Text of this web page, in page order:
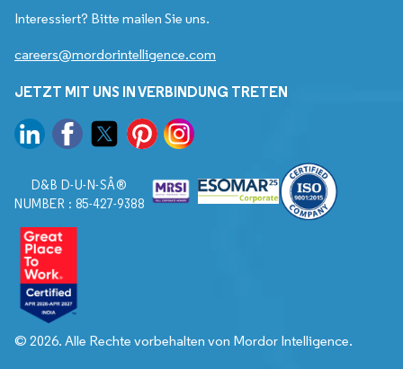
Interessiert? Bitte mailen Sie uns.
careers@mordorintelligence.com
JETZT MIT UNS IN VERBINDUNG TRETEN
D&B D-U-N-SÂ®
NUMBER : 85-427-9388
© 2026. Alle Rechte vorbehalten von Mordor Intelligence.